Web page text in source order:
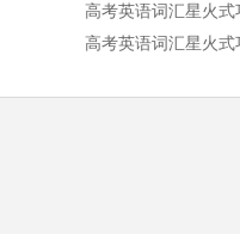
高考英语词汇星火式
高考英语词汇星火式